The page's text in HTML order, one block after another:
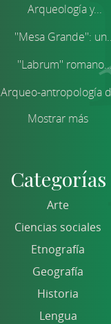
Arqueología y...
''Mesa Grande'':
''Labrum''
Arqueo-antropología
Mostrar más
Categorías
Arte
Ciencias sociales
Etnografía
Geografía
Historia
Lengua